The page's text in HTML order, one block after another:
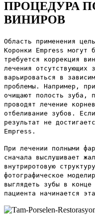
ПРОЦЕДУРА
ВИНИРОВ
Область применения
Коронки Empress могут
требуется коррекция
лечения отсутствующих
варьироваться в
проблемы. Например,
очищают полость зуба,
проводят лечение
отбеливание зубов.
результат не
Empress.
При лечении полными
сначала выслушивает
внутриротовую
фотографическое
выглядеть зубы в
пациента начинается